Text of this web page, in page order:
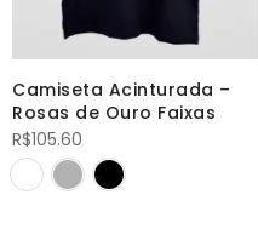
Camiseta Acinturada –
Rosas de Ouro Faixas
R$105.60